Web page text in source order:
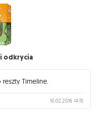
odkrycia
Timeline.
10.02.2016 14:15